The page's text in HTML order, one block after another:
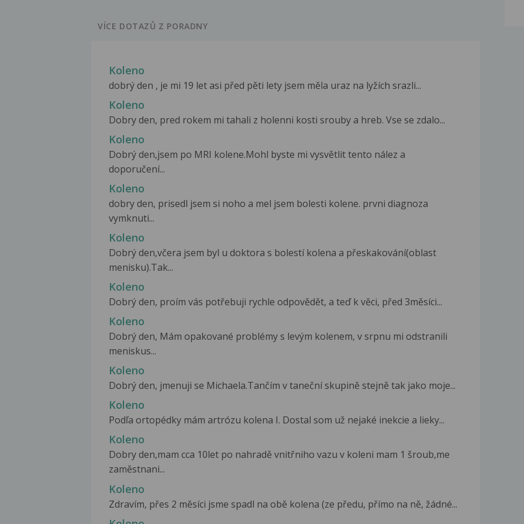
VÍCE DOTAZŮ Z PORADNY
Koleno
dobrý den , je mi 19 let asi před pěti lety jsem měla uraz na lyžích srazli...
Koleno
Dobry den, pred rokem mi tahali z holenni kosti srouby a hreb. Vse se zdalo...
Koleno
Dobrý den,jsem po MRI kolene.Mohl byste mi vysvětlit tento nález a
doporučení...
Koleno
dobry den, prisedl jsem si noho a mel jsem bolesti kolene. prvni diagnoza
vymknuti...
Koleno
Dobrý den,včera jsem byl u doktora s bolestí kolena a přeskakování(oblast
menisku).Tak...
Koleno
Dobrý den, proím vás potřebuji rychle odpovědět, a teď k věci, před 3měsíci...
Koleno
Dobrý den, Mám opakované problémy s levým kolenem, v srpnu mi odstranili
meniskus...
Koleno
Dobrý den, jmenuji se Michaela.Tančím v taneční skupině stejně tak jako moje...
Koleno
Podľa ortopédky mám artrózu kolena I. Dostal som už nejaké inekcie a lieky...
Koleno
Dobry den,mam cca 10let po nahradě vnitřniho vazu v koleni mam 1 šroub,me
zaměstnani...
Koleno
Zdravím, přes 2 měsíci jsme spadl na obě kolena (ze předu, přímo na ně, žádné...